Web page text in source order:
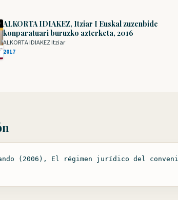
ALKORTA IDIAKEZ, Itziar I Euskal zuzenbide
konparatuari buruzko azterketa, 2016
ALKORTA IDIAKEZ Itziar
2017
(2006), El régimen jurídico del